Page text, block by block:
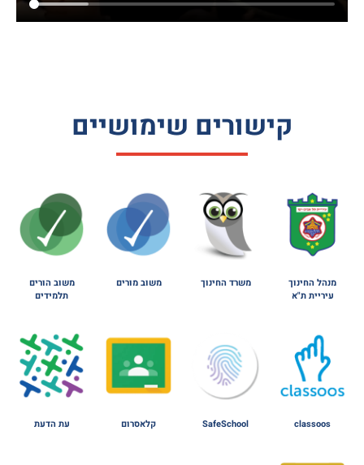
קישורים שימושיים
מנהל החינוך
עיריית ת"א
משרד החינוך משוב מורים
משוב הורים
תלמידים
classoos
SafeSchool קלאסרום עת הדעת